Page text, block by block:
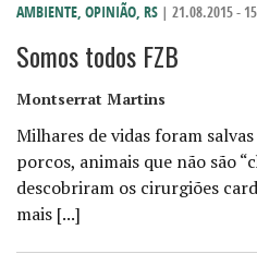
AMBIENTE, OPINIÃO, RS | 21.08.2015 -
Somos todos FZB
Montserrat Martins
Milhares de vidas foram
porcos, animais que não são
descobriram os cirurgiões
mais [...]